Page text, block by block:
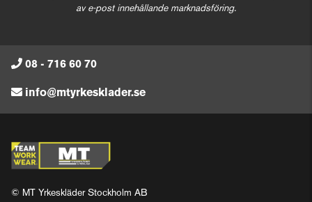
av e-post innehållande marknadsföring.
08 - 716 60 70
info@mtyrkesklader.se
© MT Yrkeskläder Stockholm AB